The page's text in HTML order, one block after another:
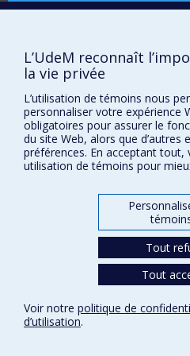
Comment soutenir le CÉRIUM?
Plan du site
Signaler une erreur
Accessibilité
FACULTÉ DES ARTS ET DES SCIENCES
Nos départements et écoles
L’UdeM reconnaît
la vie privée
L’utilisation de témoins nous
personnaliser votre expérience
obligatoires pour assurer le
du site Web, alors que d’autres
préférences. En acceptant
utilisation de témoins pour
Tout
Tout
Voir notre politique de
d’utilisation.